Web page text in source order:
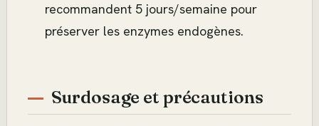
recommandent 5 jours/semaine pour
préserver les enzymes endogènes.
Surdosage et précautions